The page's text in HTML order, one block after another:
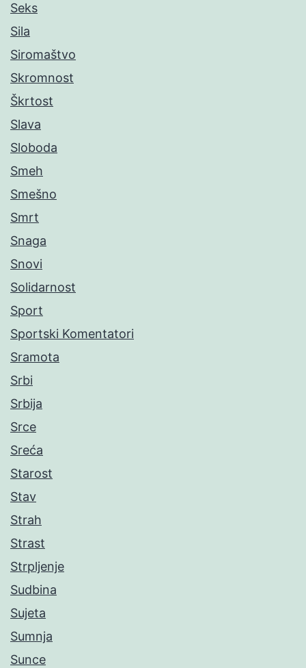
Seks
Sila
Siromaštvo
Skromnost
Škrtost
Slava
Sloboda
Smeh
Smešno
Smrt
Snaga
Snovi
Solidarnost
Sport
Sportski Komentatori
Sramota
Srbi
Srbija
Srce
Sreća
Starost
Stav
Strah
Strast
Strpljenje
Sudbina
Sujeta
Sumnja
Sunce